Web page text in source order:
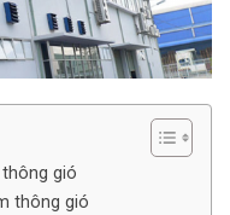
gió
thông gió